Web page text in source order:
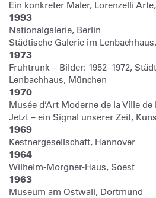
Ein konkreter Maler, Lorenzelli
1993
Nationalgalerie, Berlin
Städtische Galerie im
1973
Fruhtrunk – Bilder: 1952–1972,
Lenbachhaus, München
1970
Musée d’Art Moderne de la Ville de
Jetzt – ein Signal unserer Zeit,
1969
Kestnergesellschaft, Hannover
1964
Wilhelm-Morgner-Haus, Soest
1963
Museum am Ostwall, Dortmund